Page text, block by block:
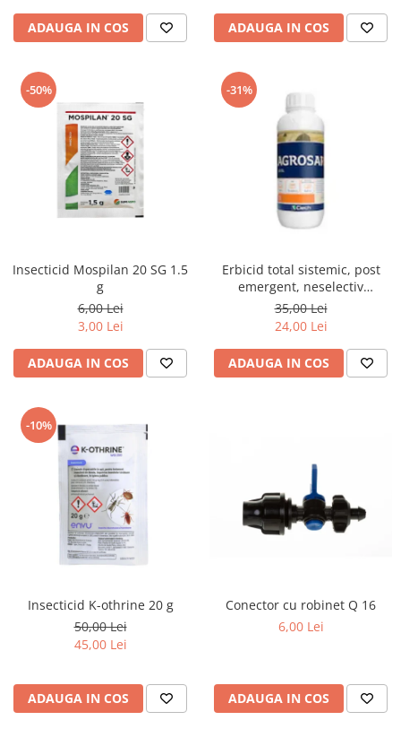
ADAUGA IN COS ADAUGA IN COS
-50%
Insecticid Mospilan 20 SG 1.5
g
6,00 Lei
3,00 Lei
ADAUGA IN COS
-31%
Erbicid total sistemic, post
emergent, neselectiv
(buruieni monocotiledonate si
dicotiledonate, anuale si
perene), Agrosar360 SL,
35,00 Lei
24,00 Lei
ADAUGA IN COS
-10%
Insecticid K-othrine 20 g
50,00 Lei
45,00 Lei
ADAUGA IN COS
Conector cu robinet Q 16
6,00 Lei
ADAUGA IN COS